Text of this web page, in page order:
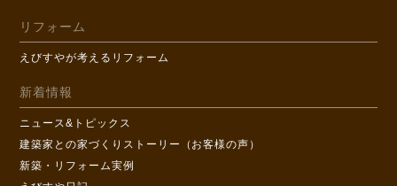
リフォーム
えびすやが考えるリフォーム
新着情報
ニュース&トピックス
建築家との家づくりストーリー（お客様の声）
新築・リフォーム実例